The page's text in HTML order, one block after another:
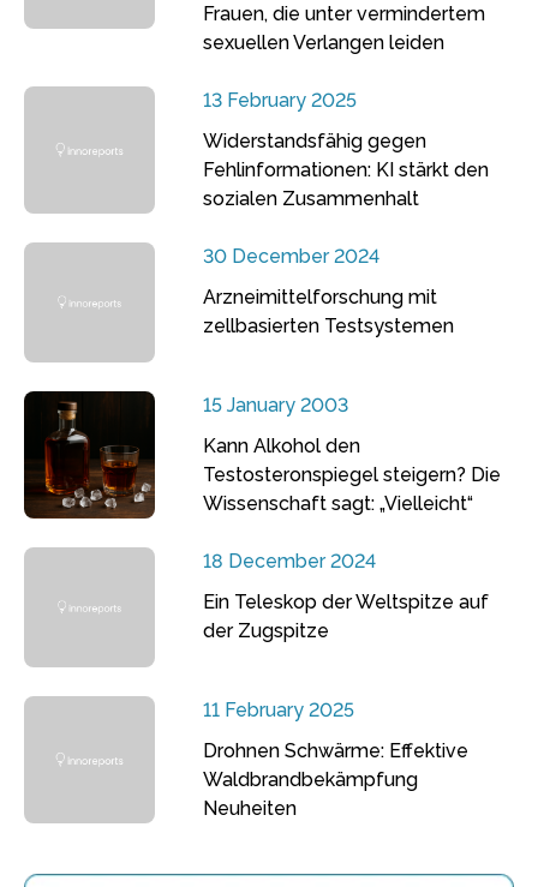
Frauen, die unter vermindertem
sexuellen Verlangen leiden
13 February 2025
Widerstandsfähig gegen
Fehlinformationen: KI stärkt den
sozialen Zusammenhalt
30 December 2024
Arzneimittelforschung mit
zellbasierten Testsystemen
15 January 2003
Kann Alkohol den
Testosteronspiegel steigern? Die
Wissenschaft sagt: „Vielleicht“
18 December 2024
Ein Teleskop der Weltspitze auf
der Zugspitze
11 February 2025
Drohnen Schwärme: Effektive
Waldbrandbekämpfung
Neuheiten